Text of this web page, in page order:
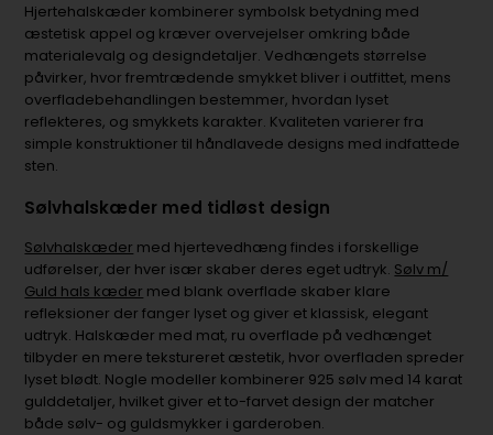
Hjertehalskæder kombinerer symbolsk betydning med
æstetisk appel og kræver overvejelser omkring både
materialevalg og designdetaljer. Vedhængets størrelse
påvirker, hvor fremtrædende smykket bliver i outfittet, mens
overfladebehandlingen bestemmer, hvordan lyset
reflekteres, og smykkets karakter. Kvaliteten varierer fra
simple konstruktioner til håndlavede designs med indfattede
sten.
Sølvhalskæder med tidløst design
Sølvhalskæder med hjertevedhæng findes i forskellige
udførelser, der hver især skaber deres eget udtryk. Sølv m/
Guld hals kæder med blank overflade skaber klare
refleksioner der fanger lyset og giver et klassisk, elegant
udtryk. Halskæder med mat, ru overflade på vedhænget
tilbyder en mere tekstureret æstetik, hvor overfladen spreder
lyset blødt. Nogle modeller kombinerer 925 sølv med 14 karat
gulddetaljer, hvilket giver et to-farvet design der matcher
både sølv- og guldsmykker i garderoben.